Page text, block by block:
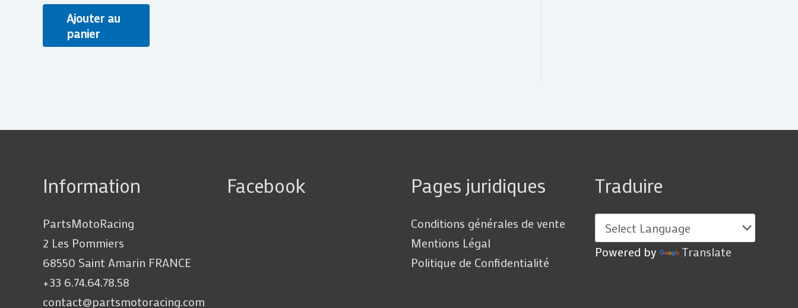
Ajouter au
panier
Information
PartsMotoRacing
2 Les Pommiers
68550 Saint Amarin FRANCE
+33 6.74.64.78.58
contact@partsmotoracing.com
Facebook Pages juridiques
Conditions générales de vente
Mentions Légal
Politique de Confidentialité
Traduire
Powered by Translate